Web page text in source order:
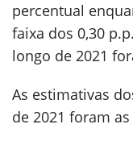
percentual
faixa dos 0,30
longo de 2021
As estimativas
de 2021 foram